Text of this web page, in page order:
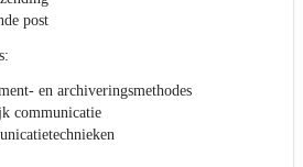
post
en archiveringsmethodes
communicatie